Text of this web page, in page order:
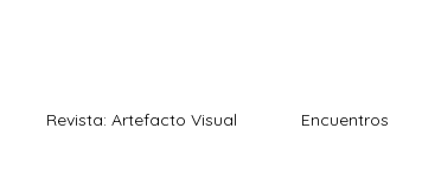
Revista: Artefacto Visual Encuentros